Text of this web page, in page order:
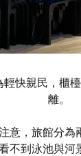
輕快親民，櫃
離。
意，旅館分為
不到泳池與河